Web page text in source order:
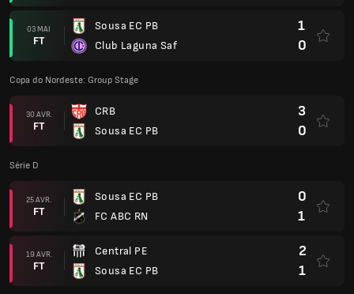
03 MAI
FT
Sousa EC PB
Club Laguna Saf
1
0
Copa do Nordeste: Group Stage
30 AVR.
FT
CRB
Sousa EC PB
3
0
Série D
25 AVR.
FT
Sousa EC PB
FC ABC RN
0
1
19 AVR.
FT
Central PE
Sousa EC PB
2
1